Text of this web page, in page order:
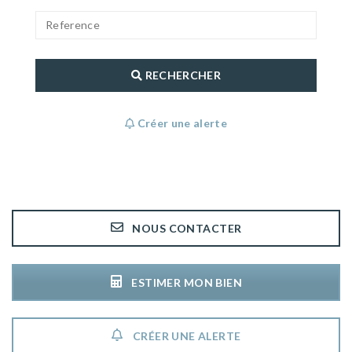
RECHERCHER
Créer une alerte
NOUS CONTACTER
ESTIMER MON BIEN
CRÉER UNE ALERTE